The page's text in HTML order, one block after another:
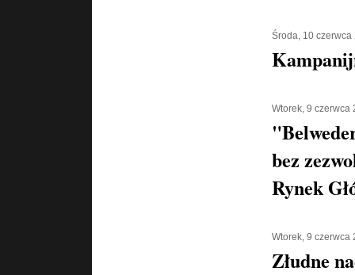
Środa, 10 czerwca
Wtorek, 9 czerwca
bez
Rynek
Wtorek, 9 czerwca
Złudne